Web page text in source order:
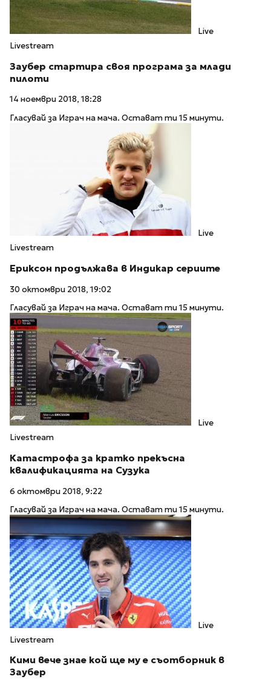
Live
Livestream
Заубер стартира своя програма за млади
пилоти
14 ноември 2018, 18:28
Гласувай за Играч на мача. Остават ти 15 минути.
Live
Livestream
Ериксон продължава в Индикар сериите
30 октомври 2018, 19:02
Гласувай за Играч на мача. Остават ти 15 минути.
Live
Livestream
Катастрофа за кратко прекъсна
квалификацията на Сузука
6 октомври 2018, 9:22
Гласувай за Играч на мача. Остават ти 15 минути.
Live
Livestream
Кими вече знае кой ще му е съотборник в
Заубер